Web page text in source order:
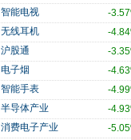
智能电视
-
无线耳机
-
沪股通
-
电子烟
-
智能手表
-
半导体产业
-
消费电子产业
-